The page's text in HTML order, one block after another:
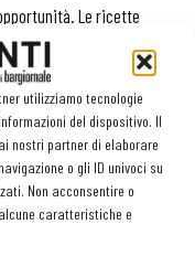
utilizziamo tecnologie
del dispositivo. Il
nostri partner di elaborare
o gli ID univoci su
Non acconsentire o
caratteristiche e
Le ricette